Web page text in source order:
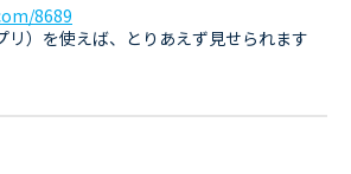
8689
リ）を使えば、とりあえず見せられます